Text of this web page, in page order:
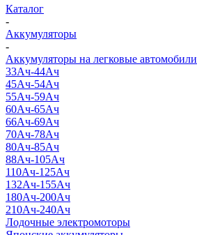
Каталог
-
Аккумуляторы
-
Аккумуляторы на легковые автомобили
33Ач-44Ач
45Ач-54Ач
55Ач-59Ач
60Ач-65Ач
66Ач-69Ач
70Ач-78Ач
80Ач-85Ач
88Ач-105Ач
110Ач-125Ач
132Ач-155Ач
180Ач-200Ач
210Ач-240Ач
Лодочные электромоторы